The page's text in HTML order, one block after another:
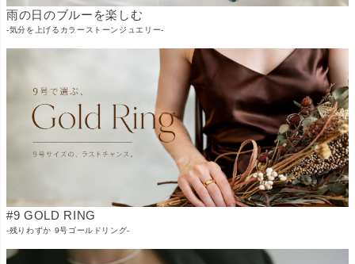
雨の日のブルーを楽しむ
-気分を上げるカラーストーンジュエリー-
#9 GOLD RING
-残りわずか 9号ゴールドリング-